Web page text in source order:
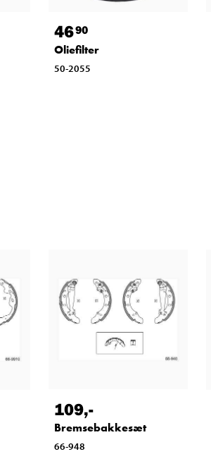
4690
Oliefilter
50-2055
109,-
Bremsebakkesæt
66-948